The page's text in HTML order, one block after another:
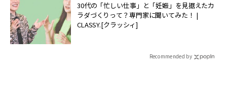
30代の「忙しい仕事」と「妊娠」を見据えたカ
ラダづくりって？専門家に聞いてみた！ |
CLASSY.[クラッシィ]
Recommended by